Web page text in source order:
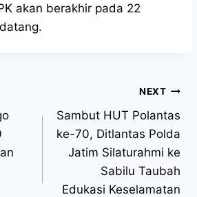
akan berakhir pada 22
NEXT
Sambut HUT Polantas
ke-70, Ditlantas Polda
Jatim Silaturahmi ke
Sabilu Taubah
Edukasi Keselamatan